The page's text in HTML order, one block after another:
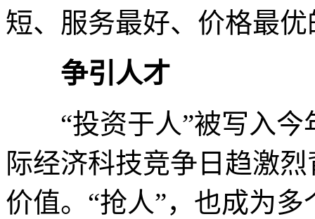
短、服务最好、价格最
争引人才
“投资于人”被写入今
际经济科技竞争日趋激
价值。“抢人”，也成为